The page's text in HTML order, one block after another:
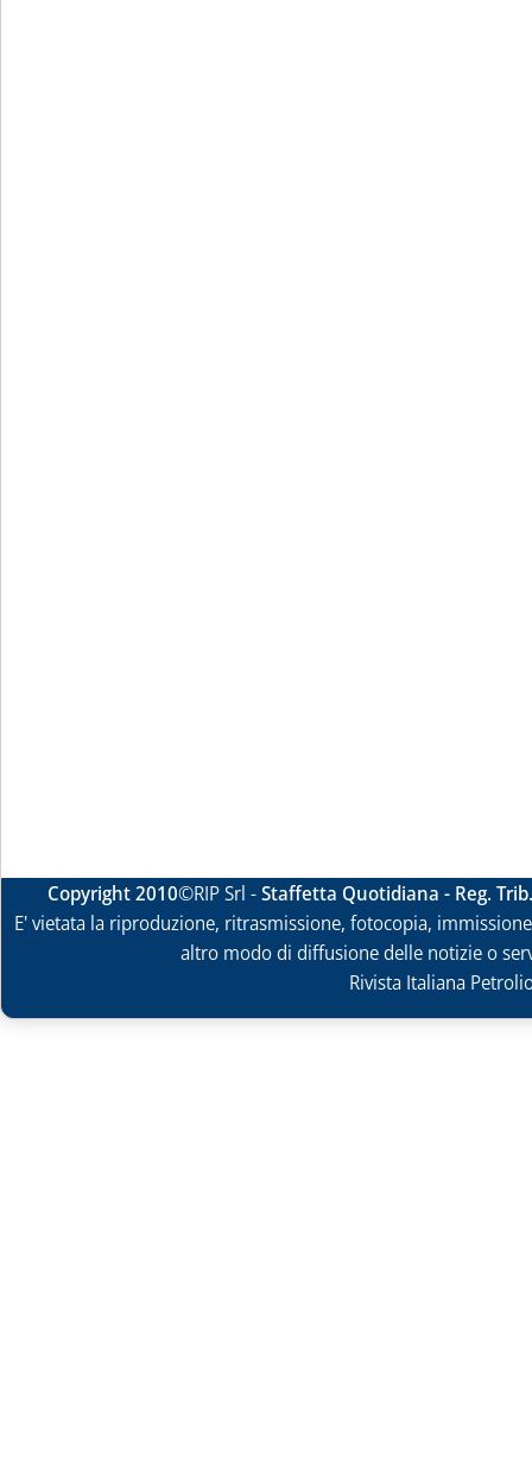
Copyright 2010©RIP Srl -Staffetta Quotidiana - Reg.
E' vietata la riproduzione, ritrasmissione, fotocopia,
altro modo di diffusione delle notizie o
Rivista Italiana